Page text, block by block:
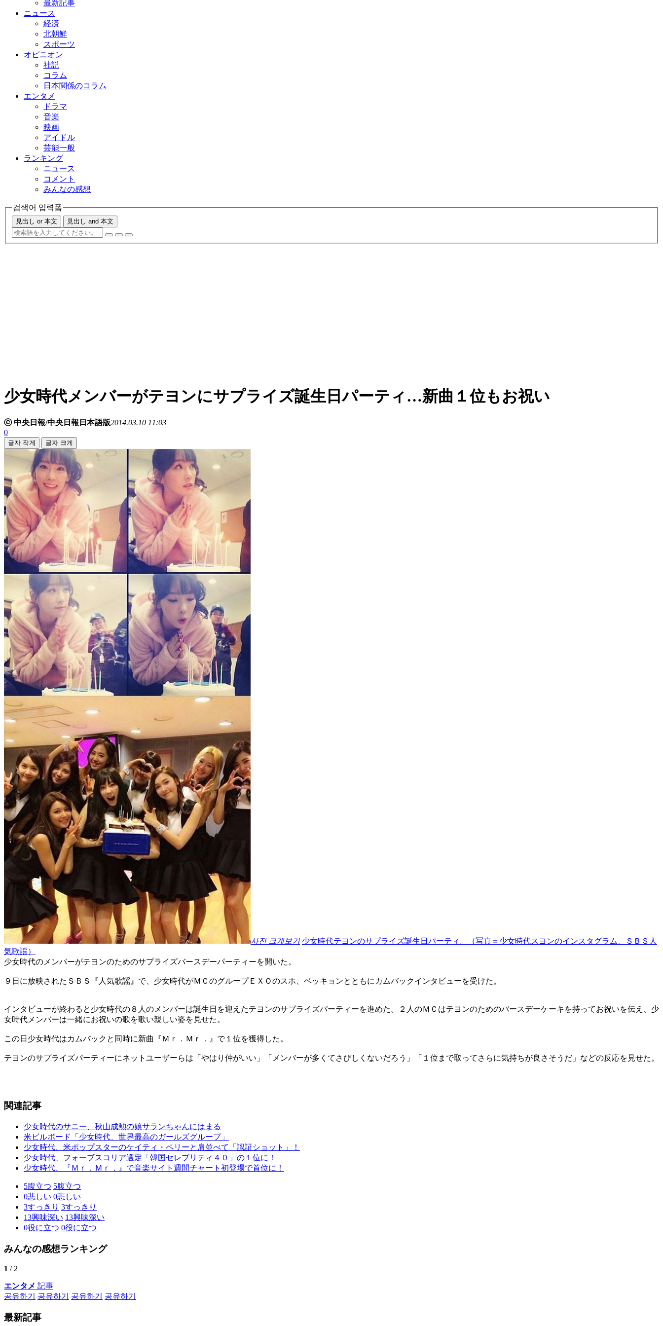
最新記事
ニュース
経済
北朝鮮
スポーツ
オピニオン
社説
コラム
日本関係のコラム
エンタメ
ドラマ
音楽
映画
アイドル
芸能一般
ランキング
ニュース
コメント
みんなの感想
검색어 입력폼
見出し or 本文 見出し and 本文
少女時代メンバーがテヨンにサプライズ誕生日パーティ…新曲１位もお祝い
ⓒ 中央日報/中央日報日本語版2014.03.10 11:03
0
글자 작게 글자 크게
사진 크게보기 少女時代テヨンのサプライズ誕生日パーティ。（写真＝少女時代スヨンのインスタグラム、ＳＢＳ人
気歌謡）
少女時代のメンバーがテヨンのためのサプライズバースデーパーティーを開いた。
９日に放映されたＳＢＳ『人気歌謡』で、少女時代がＭＣのグループＥＸＯのスホ、ベッキョンとともにカムバックインタビューを受けた。
インタビューが終わると少女時代の８人のメンバーは誕生日を迎えたテヨンのサプライズパーティーを進めた。２人のＭＣはテヨンのためのバースデーケーキを持ってお祝いを伝え、少
女時代メンバーは一緒にお祝いの歌を歌い親しい姿を見せた。
この日少女時代はカムバックと同時に新曲『Ｍｒ．Ｍｒ．』で１位を獲得した。
テヨンのサプライズパーティーにネットユーザーらは「やはり仲がいい」「メンバーが多くてさびしくないだろう」「１位まで取ってさらに気持ちが良さそうだ」などの反応を見せた。
関連記事
少女時代のサニー、秋山成勲の娘サランちゃんにはまる
米ビルボード「少女時代、世界最高のガールズグループ」
少女時代、米ポップスターのケイティ・ペリーと肩並べて「認証ショット」！
少女時代、フォーブスコリア選定「韓国セレブリティ４０」の１位に！
少女時代、『Ｍｒ．Ｍｒ．』で音楽サイト週間チャート初登場で首位に！
5腹立つ 5腹立つ
0悲しい 0悲しい
3すっきり 3すっきり
13興味深い 13興味深い
0役に立つ 0役に立つ
みんなの感想ランキング
1 / 2
エンタメ 記事
공유하기
공유하기 공유하기 공유하기
最新記事